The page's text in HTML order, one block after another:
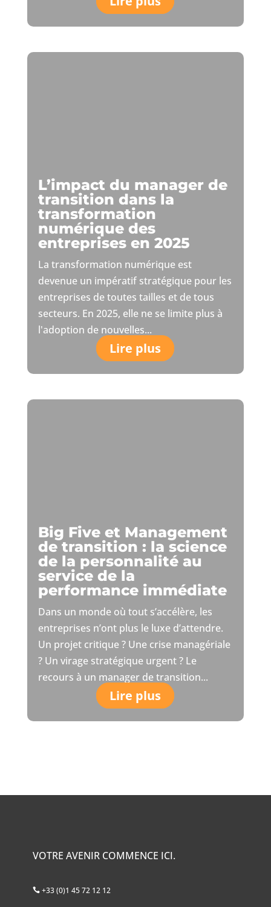
L’impact du manager de
transition dans la
transformation
numérique des
entreprises en 2025
La transformation numérique est
devenue un impératif stratégique pour les
entreprises de toutes tailles et de tous
secteurs. En 2025, elle ne se limite plus à
l'adoption de nouvelles...
Lire plus
Big Five et Management
de transition : la science
de la personnalité au
service de la
performance immédiate
Dans un monde où tout s’accélère, les
entreprises n’ont plus le luxe d’attendre.
Un projet critique ? Une crise managériale
? Un virage stratégique urgent ? Le
recours à un manager de transition...
Lire plus
VOTRE AVENIR COMMENCE ICI.
+33 (0)1 45 72 12 12